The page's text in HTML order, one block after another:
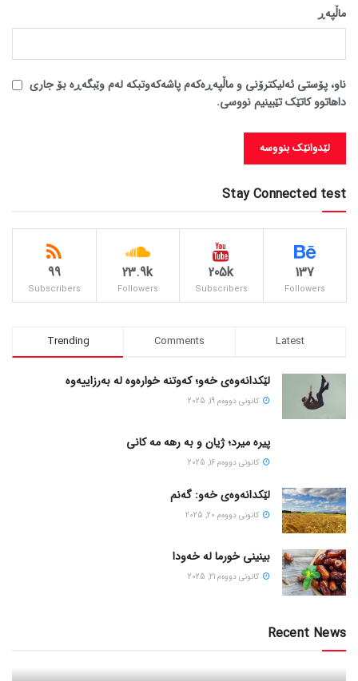
ماڵپه‌ڕ
ناو، پۆستی ئەلیکترۆنی و ماڵپەڕەکەم پاشەکەوتبکە لەم وێبگەڕە بۆ جاری
داهاتوو کاتێک تێبینیم نووسی.
Stay Connected test
137
Followers
205k
Subscribers
23.9k
Followers
99
Subscribers
Trending Comments Latest
لێکدانەوەی خەو؛ کەوتنە خوارەوە لە بەرزاییەوە
كانونی دووه‌م 19, 2025
پیره میرد؛ ژیان و به رهه مه کانی
كانونی دووه‌م 16, 2025
لێکدانەوەی خەو: گەنم
كانونی دووه‌م 20, 2025
بینینی خورما لە خەودا
كانونی دووه‌م 21, 2025
Recent News